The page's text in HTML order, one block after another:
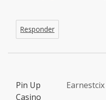
Responder
Earnestcix
Pin Up
Casino